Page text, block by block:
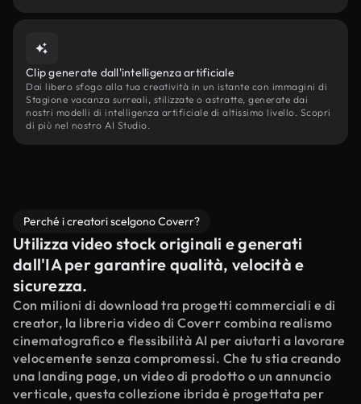
Clip generate dall'intelligenza artificiale
Dai libero sfogo alla tua creatività in un istante con immagini di
Stagione vacanza surreali, stilizzate o astratte, generate dai
nostri modelli di intelligenza artificiale di altissimo livello. Scopri
di più nel nostro AI Studio.
Perché i creatori scelgono Coverr?
Utilizza video stock originali e generati
dall'IA per garantire qualità, velocità e
sicurezza.
Con milioni di download tra progetti commerciali e di
creator, la libreria video di Coverr combina realismo
cinematografico e flessibilità AI per aiutarti a lavorare
velocemente senza compromessi. Che tu stia creando
una landing page, un video di prodotto o un annuncio
verticale, questa collezione ibrida è progettata per